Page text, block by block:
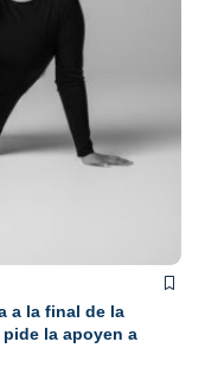
a la final de la
la apoyen a